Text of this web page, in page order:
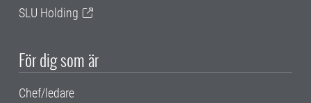
SLU Holding
För dig som är
Chef/ledare